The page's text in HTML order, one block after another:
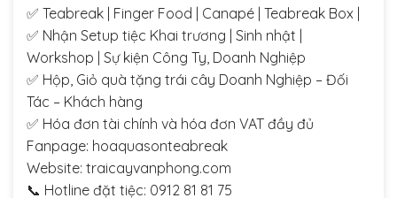
✅ Teabreak | Finger Food | Canapé | Teabreak Box |
✅ Nhận Setup tiệc Khai trương | Sinh nhật |
Workshop | Sự kiện Công Ty, Doanh Nghiệp
✅ Hộp, Giỏ quà tặng trái cây Doanh Nghiệp – Đối
Tác – Khách hàng
✅ Hóa đơn tài chính và hóa đơn VAT đầy đủ
Fanpage: hoaquasonteabreak
Website: traicayvanphong.com
📞 Hotline đặt tiệc: 0912 81 81 75